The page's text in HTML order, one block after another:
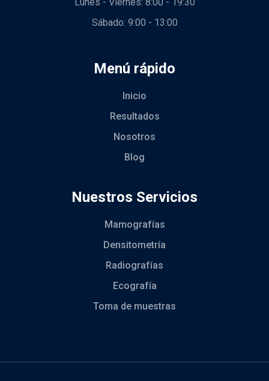
Sábado: 9:00 - 13:00
Menú rápido
Inicio
Resultados
Nosotros
Blog
Nuestros Servicios
Mamografías
Densitometría
Radiografías
Ecografía
Toma de muestras